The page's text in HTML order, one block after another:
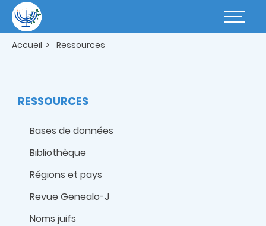
contenu
principal
Basculer
Accueil Ressources
RESSOURCES
Bases de données
Bibliothèque
Régions et pays
Revue Genealo-J
Noms juifs